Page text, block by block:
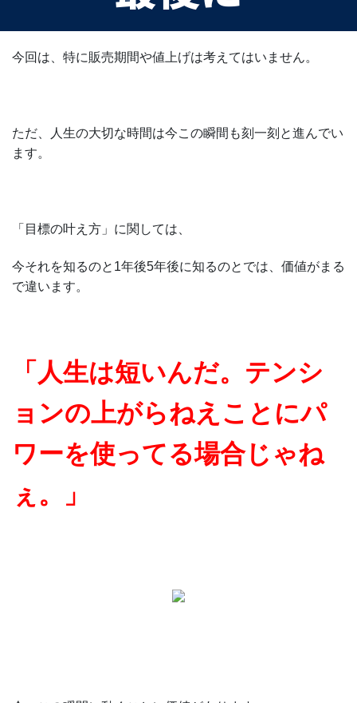
今回は、特に販売期間や値上げは考えてはいません。
ただ、人生の大切な時間は今この瞬間も刻一刻と進んでい
ます。
「目標の叶え方」に関しては、
今それを知るのと1年後5年後に知るのとでは、価値がまる
で違います。
「人生は短いんだ。テンシ
ョンの上がらねえことにパ
ワーを使ってる場合じゃね
ぇ。」